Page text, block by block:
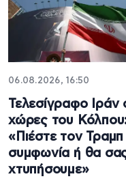
06.08.2026, 16:50
Τελεσίγραφο Ιράν
χώρες του
«Πιέστε τον Τραμπ
συμφωνία ή θα
χτυπήσουμε»